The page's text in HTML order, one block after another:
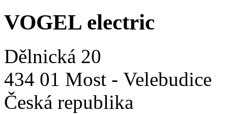
VOGEL electric
Dělnická 20
434 01 Most - Velebudice
Česká republika